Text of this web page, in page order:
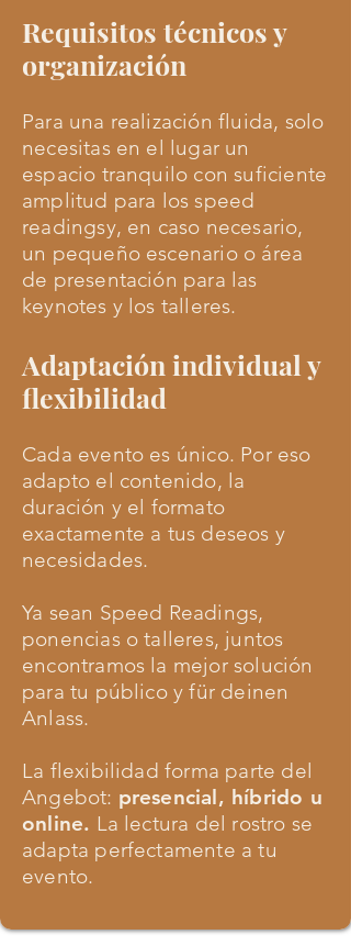
Requisitos técnicos y
organización
Para una realización fluida, solo
necesitas en el lugar un
espacio tranquilo con suficiente
amplitud para los speed
readingsy, en caso necesario,
un pequeño escenario o área
de presentación para las
keynotes y los talleres.
Adaptación individual y
flexibilidad
Cada evento es único. Por eso
adapto el contenido, la
duración y el formato
exactamente a tus deseos y
necesidades.
Ya sean Speed Readings,
ponencias o talleres, juntos
encontramos la mejor solución
para tu público y für deinen
Anlass.
La flexibilidad forma parte del
Angebot: presencial, híbrido u
online. La lectura del rostro se
adapta perfectamente a tu
evento.